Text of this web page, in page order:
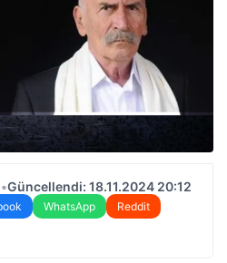
•Güncellendi: 18.11.2024 20:12
WhatsApp
Reddit